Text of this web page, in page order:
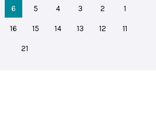
1
2
3
4
5
6
11
12
13
14
15
16
21